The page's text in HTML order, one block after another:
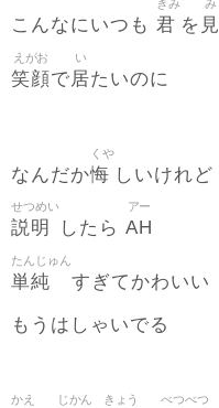
こんなにいつも 君
きみ
を 見
み
笑顔
えがお
で居
い
たいのに
なんだか悔
くや
しいけれど
説明
せつめい
したら AH
アー
単純
たんじゅん
すぎてかわいい
もうはしゃいでる
かえ じかん きょう べつべつ